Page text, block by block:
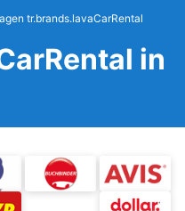
tr.brands.lavaCarRental
in